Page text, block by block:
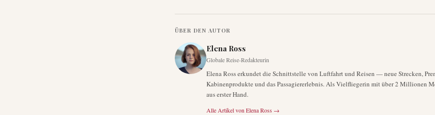
ÜBER DEN AUTOR
Elena Ross
Globale Reise-Redakteurin
Elena Ross erkundet die Schnittstelle von Luftfahrt und Reisen — neue Strecken,
Kabinenprodukte und das Passagiererlebnis. Als Vielfliegerin mit über 2 Millionen
aus erster Hand.
Alle Artikel von Elena Ross →